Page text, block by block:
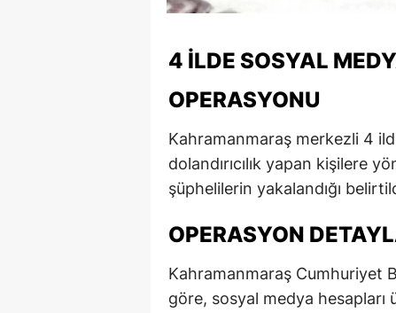
4 İLDE SOSYAL
OPERASYONU
Kahramanmaraş merkezli 4
dolandırıcılık yapan kişilere
şüphelilerin yakalandığı
OPERASYON
Kahramanmaraş Cumhuriyet
göre, sosyal medya hesapları